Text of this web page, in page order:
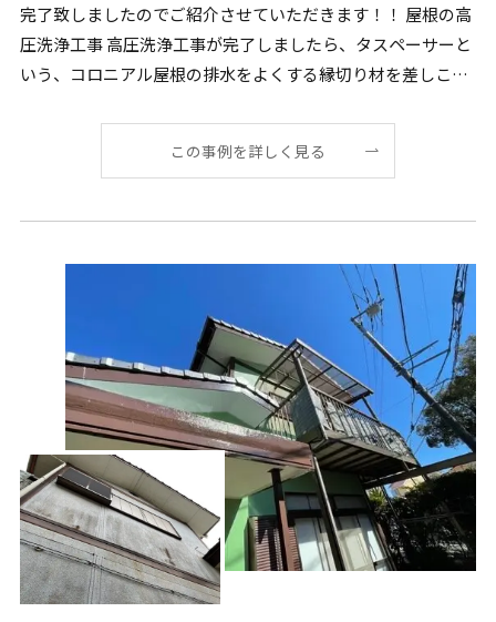
完了致しましたのでご紹介させていただきます！！ 屋根の高
圧洗浄工事 高圧洗浄工事が完了しましたら、タスペーサーと
いう、コロニアル屋根の排水をよくする縁切り材を差しこ
この事例を詳しく見る